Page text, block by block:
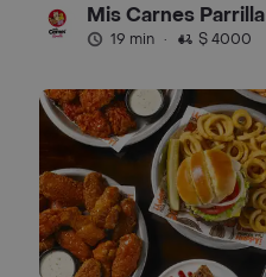
Mis Carnes Parrilla
19 min · $ 4000